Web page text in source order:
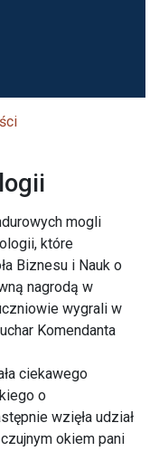
mogli
które
Biznesu i Nauk o
nagrodą w
wygrali w
Komendanta
ciekawego
o
wzięła udział
okiem pani